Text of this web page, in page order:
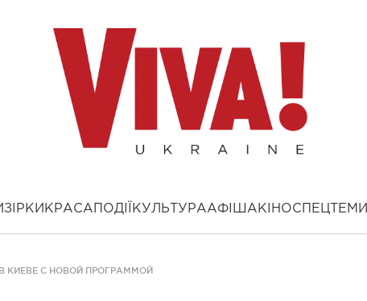
ЗІРКИ КРАСА ПОДІЇ КУЛЬТУРААФІША КІНОСПЕЦТЕМИ
В КИЕВЕ С НОВОЙ ПРОГРАММОЙ